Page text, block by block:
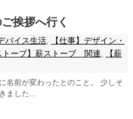
挨拶へ行く
バイス生活,
【仕事】デザイン・
トーブ】薪ストーブ 関連
【薪
名前が変わったとのこと。 少しそ
ました...